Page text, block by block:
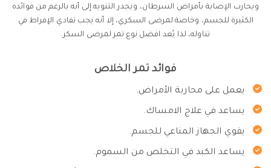
ويحارب الإصابة بأمراض السرطان، ويجدر التنويه إلى أنه بالرغم من فوائده
الكثيرة للجسم، وخاصة لمرضى السكري، إلا أنه يجب تفادي الإفراط في
تناوله، لذا يُعد افضل نوع تمر لمرضى السكر.
فوائد تمر الخلاص
يعمل على محاربة الأمراض.
يساعد في علاج الامساك.
يقوي الجهاز المناعي للجسم.
يساعد الكبد في التخلص من السموم.